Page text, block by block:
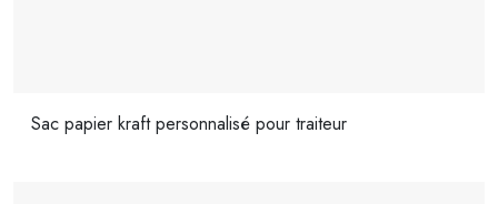
Sac papier kraft personnalisé pour traiteur